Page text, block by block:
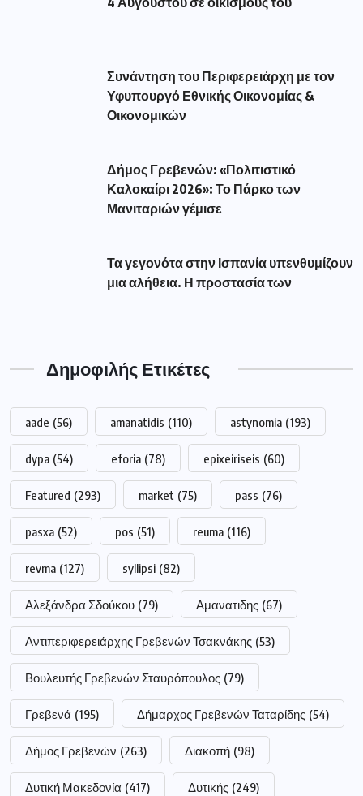
Συνάντηση του Περιφερειάρχη με τον
Υφυπουργό Εθνικής Οικονομίας &
Οικονομικών
Δήμος Γρεβενών: «Πολιτιστικό
Καλοκαίρι 2026»: Το Πάρκο των
Μανιταριών γέμισε
Τα γεγονότα στην Ισπανία υπενθυμίζουν
μια αλήθεια. Η προστασία των
Δημοφιλής Ετικέτες
aade (56) amanatidis (110) astynomia (193)
dypa (54) eforia (78) epixeiriseis (60)
Featured (293) market (75) pass (76)
pasxa (52) pos (51) reuma (116)
revma (127) syllipsi (82)
Αλεξάνδρα Σδούκου (79) Αμανατιδης (67)
Αντιπεριφερειάρχης Γρεβενών Τσακνάκης (53)
Βουλευτής Γρεβενών Σταυρόπουλος (79)
Γρεβενά (195) Δήμαρχος Γρεβενών Ταταρίδης (54)
Δήμος Γρεβενών (263) Διακοπή (98)
Δυτική Μακεδονία (417) Δυτικής (249)